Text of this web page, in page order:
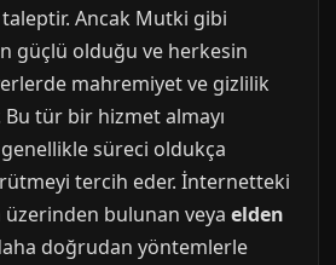
Ancak Mutki gibi
güçlü olduğu ve herkesin
mahremiyet ve gizlilik
Bu tür bir hizmet almayı
süreci oldukça
tercih eder. İnternetteki
üzerinden bulunan veya elden
doğrudan yöntemlerle